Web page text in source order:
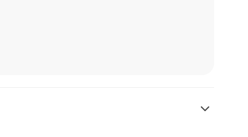
simbiótica com
(probióticos) que, juntos,